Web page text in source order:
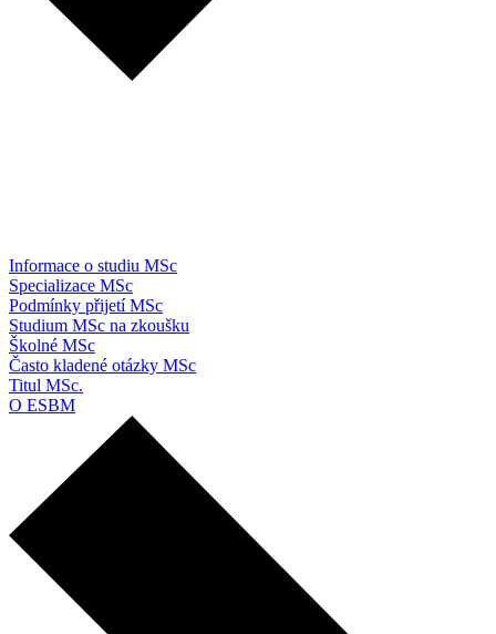
Informace o studiu MSc
Specializace MSc
Podmínky přijetí MSc
Studium MSc na zkoušku
Školné MSc
Často kladené otázky MSc
Titul MSc.
O ESBM